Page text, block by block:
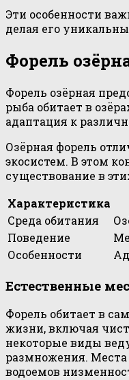
Эти особенности
делая его
Форель
Форель озёрная
рыба обитает в
адаптация к
Озёрная форель
экосистем. В этом
существование в
Характеристика
Среда обитания
Поведение
Особенности
Естественные
Форель обитает в
жизни, включая
некоторые виды
размножения. Места
водоемов